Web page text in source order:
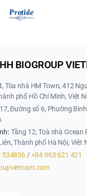
BIOGROUP
Tòa nhà HM Town, 412
phố Hồ Chí Minh, Việt
Đường số 6, Phường
Tầng 12, Toà nhà Ocean
Thành phố Hà Nội, Việt
534856 /+84 963 621 421